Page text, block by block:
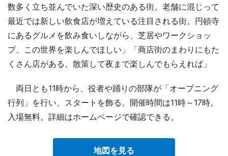
数多く立ち並んでいた深い歴史のある街。老舗に混じって
最近では新しい飲食店が増えている注目される街。円頓寺
にあるグルメを飲み食いしながら、芝居やワークショッ
プ、この世界を楽しんでほしい」「商店街のまわりにもた
くさん店がある。散策して夜まで楽しんでもらえれば」
両日とも11時から、役者や踊りの部隊が「オープニング
行列」を行い、スタートを飾る。開催時間は11時～17時。
入場無料。詳細はホームページで確認できる。
地図を見る